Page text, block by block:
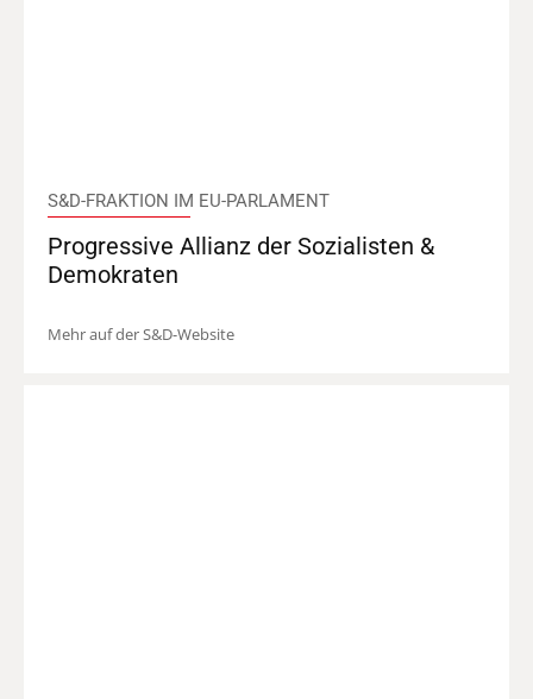
S&D-FRAKTION IM EU-PARLAMENT
Progressive Allianz der Sozialisten &
Demokraten
Mehr auf der S&D-Website